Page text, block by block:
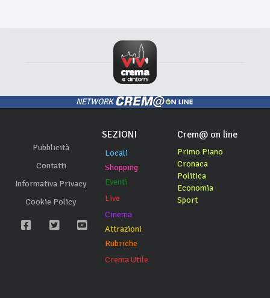
NETWORK
Pubblicità
Contatti
Informativa Privacy
Cookie Policy
SEZIONI
Locali
Shopping
Eventi
Live
Cinema
Attrazioni
Rubriche
Crema Utile
Crem@ on line
Primo Piano
Cronaca
Politica
Economia
Sport